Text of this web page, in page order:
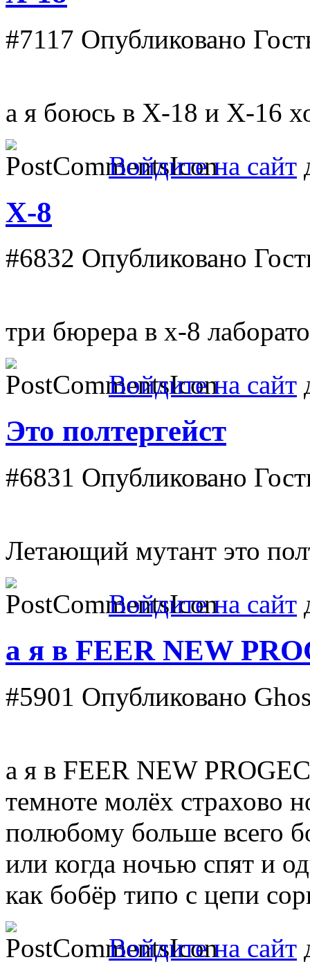
#7117 Опубликовано
а я боюсь в X-18 и X-16
Войдите на сайт
Х-8
#6832 Опубликовано
три бюрера в х-8
Войдите на сайт
Это полтергейст
#6831 Опубликовано
Летающий мутант это
Войдите на сайт
а я в FEER NEW
#5901 Опубликовано
а я в FEER NEW
темноте молёх страхово
полюбому больше всего
или когда ночью спят и
как бобёр типо с цепи
Войдите на сайт